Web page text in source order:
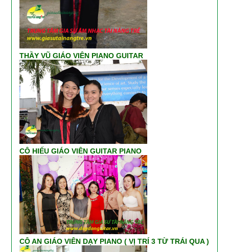
THẦY VŨ GIÁO VIÊN PIANO GUITAR
CÔ HIẾU GIÁO VIÊN GUITAR PIANO
CÔ AN GIÁO VIÊN DẠY PIANO ( VỊ TRÍ 3 TỪ TRÁI QUA )